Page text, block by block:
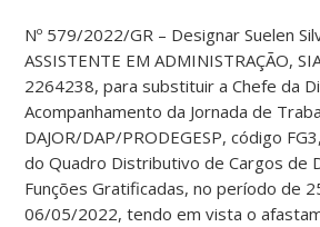
Nº 579/2022/GR – Designar Suelen
ASSISTENTE EM ADMINISTRAÇÃO,
2264238, para substituir a Chefe da
Acompanhamento da Jornada de
DAJOR/DAP/PRODEGESP, código
do Quadro Distributivo de Cargos de
Funções Gratificadas, no período de
06/05/2022, tendo em vista o